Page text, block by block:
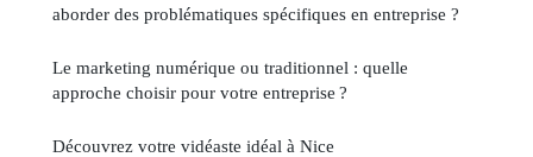
aborder des problématiques spécifiques en entreprise ?
Le marketing numérique ou traditionnel : quelle
approche choisir pour votre entreprise ?
Découvrez votre vidéaste idéal à Nice